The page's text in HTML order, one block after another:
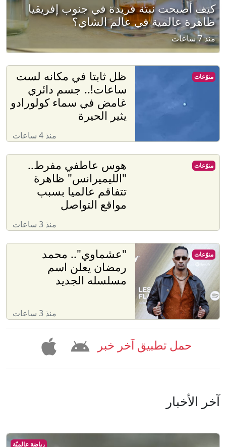
كيف أصبحت نبتة فريدة في جنوب إفريقيا
ظاهرة عالمية في عالم الشاي؟
منذ 7 ساعات
ظل ثابتا في مكانه لست
ساعات!.. جسم دائري
غامض في سماء كولورادو
يثير الحيرة
منذ 4 ساعات
منوّعات
هوس عاطفي مفرط..
"الليميرانس" ظاهرة
تتفاقم عالميا بسبب
مواقع التواصل
منذ 3 ساعات
منوّعات
"عشماوي".. محمد
رمضان يعلن اسم
مسلسله الجديد
منذ 3 ساعات
منوّعات
حمل تطبيق آخر خبر
آخر الأخبار
رياضة عالميّة